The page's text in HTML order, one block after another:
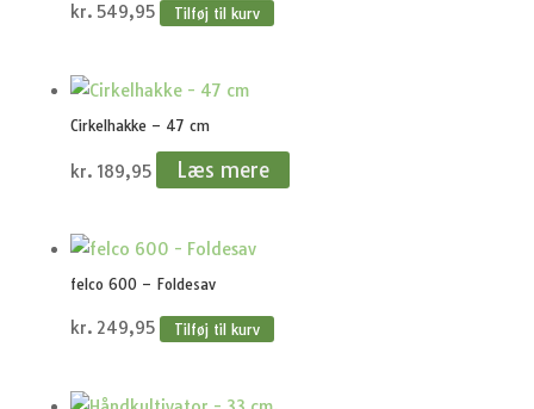
kr. 549,95 Tilføj til kurv
Cirkelhakke – 47 cm
kr. 189,95 Læs mere
felco 600 – Foldesav
kr. 249,95 Tilføj til kurv